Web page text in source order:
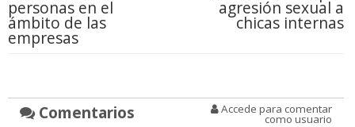
personas en el
ámbito de las
empresas
agresión sexual a
chicas internas
Comentarios Accede para comentar
como usuario